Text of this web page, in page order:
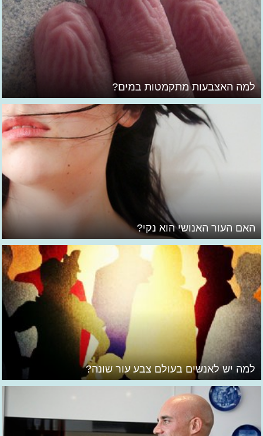
למה האצבעות מתקמטות במים?
האם העור האנושי הוא נקי?
למה יש לאנשים בעולם צבע עור שונה?